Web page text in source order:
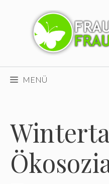
MENÜ